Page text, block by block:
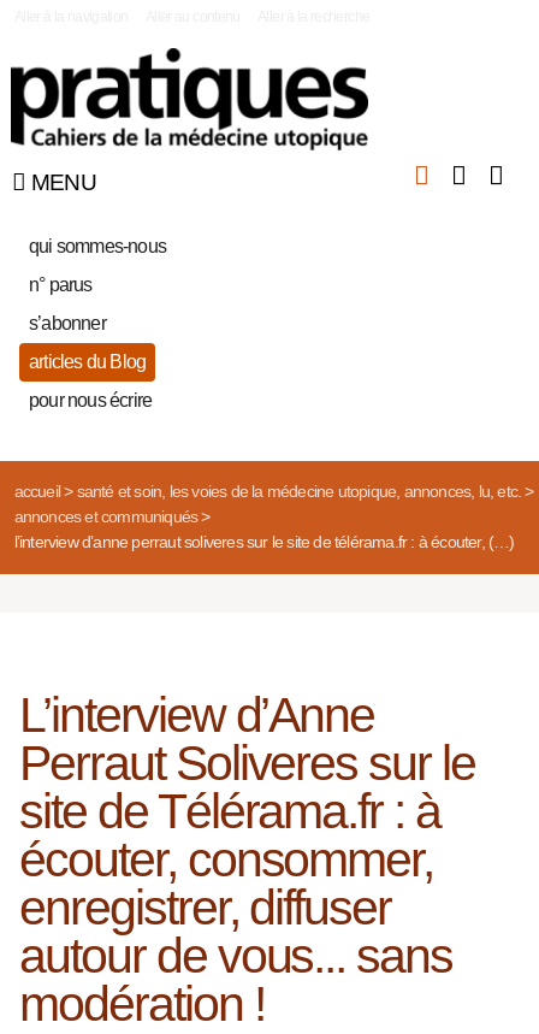
MENU
qui sommes-nous
n° parus
s’abonner
articles du Blog
pour nous écrire
accueil> santé et soin, les voies de la médecine utopique, annonces, lu, etc.>
annonces et communiqués>
l’interview d’anne perraut soliveres sur le site de télérama.fr : à écouter, (…)
L’interview d’Anne
Perraut Soliveres sur le
site de Télérama.fr : à
écouter, consommer,
enregistrer, diffuser
autour de vous... sans
modération !